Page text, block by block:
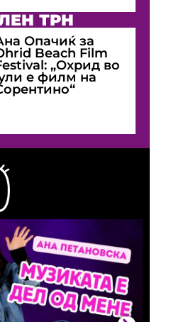
ТРН
Опачиќ за
Beach Film
„Охрид во
е филм на